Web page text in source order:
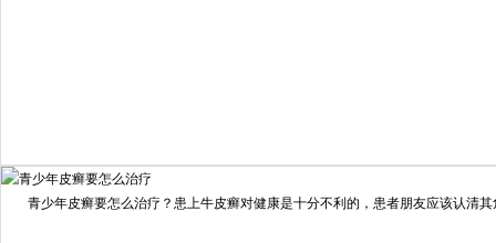
我要咨询我要预约
擅长：住院部主任 【个人简介】 肖建华，成都银康银屑病...
青少年皮癣要怎么治疗？患上牛皮癣对健康是十分不利的，患者朋友应该认清其